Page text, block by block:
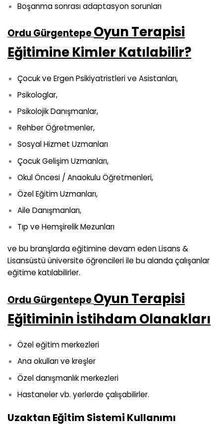
Boşanma sonrası adaptasyon sorunları
Ordu GürgentepeOyun Terapisi
Eğitimine Kimler Katılabilir?
Çocuk ve Ergen Psikiyatristleri ve Asistanları,
Psikologlar,
Psikolojik Danışmanlar,
Rehber Öğretmenler,
Sosyal Hizmet Uzmanları
Çocuk Gelişim Uzmanları,
Okul Öncesi / Anaokulu Öğretmenleri,
Özel Eğitim Uzmanları,
Aile Danışmanları,
Tıp ve Hemşirelik Mezunları
ve bu branşlarda eğitimine devam eden Lisans &
Lisansüstü üniversite öğrencileri ile bu alanda çalışanlar
eğitime katılabilirler.
Ordu GürgentepeOyun Terapisi
Eğitiminin İstihdam Olanakları
Özel eğitim merkezleri
Ana okulları ve kreşler
Özel danışmanlık merkezleri
Hastaneler vb. yerlerde çalışabilirler.
Uzaktan Eğitim Sistemi Kullanımı